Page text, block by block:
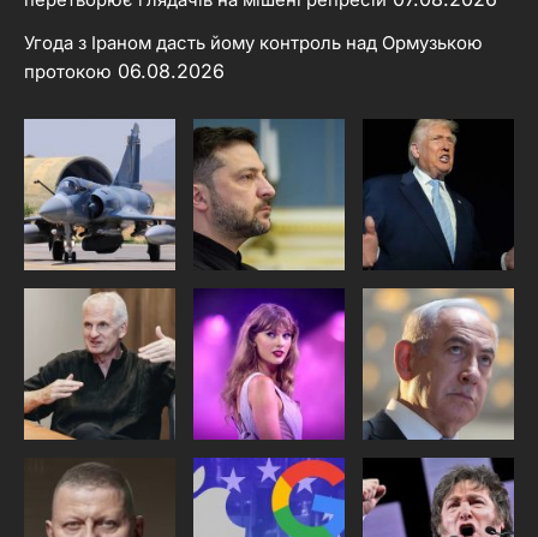
Угода з Іраном дасть йому контроль над Ормузькою
протокою 06.08.2026